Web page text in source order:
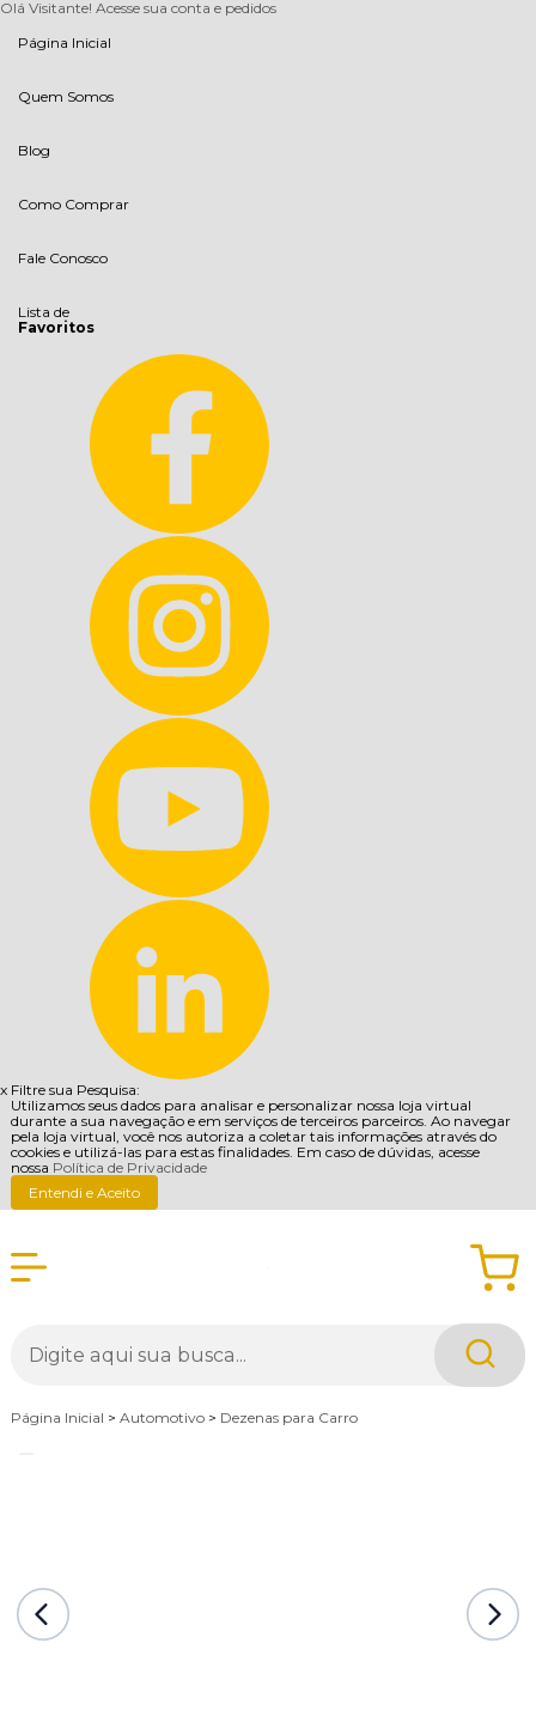
Olá Visitante! Acesse sua conta e pedidos
Página Inicial
Quem Somos
Blog
Como Comprar
Fale Conosco
Lista de
Favoritos
x Filtre sua Pesquisa:
Utilizamos seus dados para analisar e personalizar nossa loja virtual
durante a sua navegação e em serviços de terceiros parceiros. Ao navegar
pela loja virtual, você nos autoriza a coletar tais informações através do
cookies e utilizá-las para estas finalidades. Em caso de dúvidas, acesse
nossa Política de Privacidade
Entendi e Aceito
Página Inicial > Automotivo > Dezenas para Carro